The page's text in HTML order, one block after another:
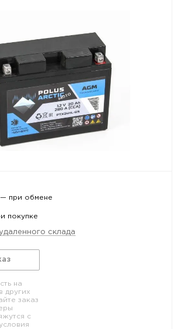
— при обмене
покупке
склада
на
других
заказ
с